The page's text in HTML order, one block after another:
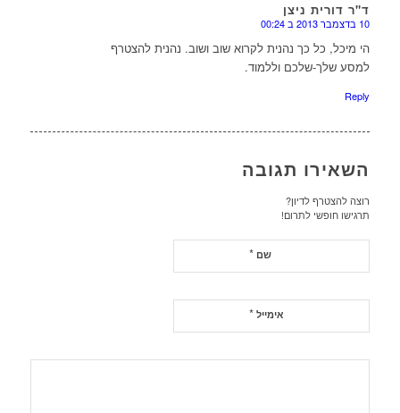
ד"ר דורית ניצן
10 בדצמבר 2013 ב 00:24
הי מיכל, כל כך נהנית לקרוא שוב ושוב. נהנית להצטרף
למסע שלך-שלכם וללמוד.
Reply
השאירו תגובה
רוצה להצטרף לדיון?
תרגישו חופשי לתרום!
שם*
אימייל*